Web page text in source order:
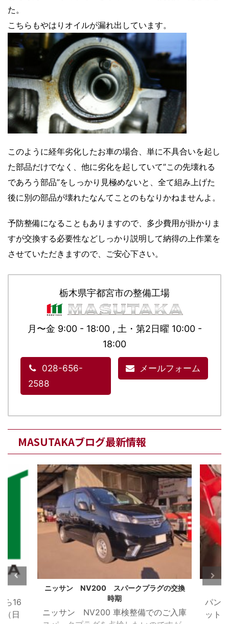
た。
こちらもやはりオイルが漏れ出しています。
このように経年劣化したお車の場合、単に不具合いを起し
た部品だけでなく、他に劣化を起していて”この先壊れる
であろう部品”をしっかり見極めないと、全て組み上げた
後に別の部品が壊れたなんてことのもなりかねませんよ。
予防整備になることもありますので、多少費用が掛かりま
すが交換する必要性などしっかり説明して納得の上作業を
させていただきますので、ご安心下さい。
栃木県宇都宮市の整備工場
月〜金 9:00 - 18:00 , 土・第2日曜 10:00 -
18:00
028-656-
2588
メールフォーム
MASUTAKAブログ最新情報
16
日
ニッサン NV200 スパークプラグの交換
時期
ニッサン NV200 車検整備でのご入庫
パンク
ットで